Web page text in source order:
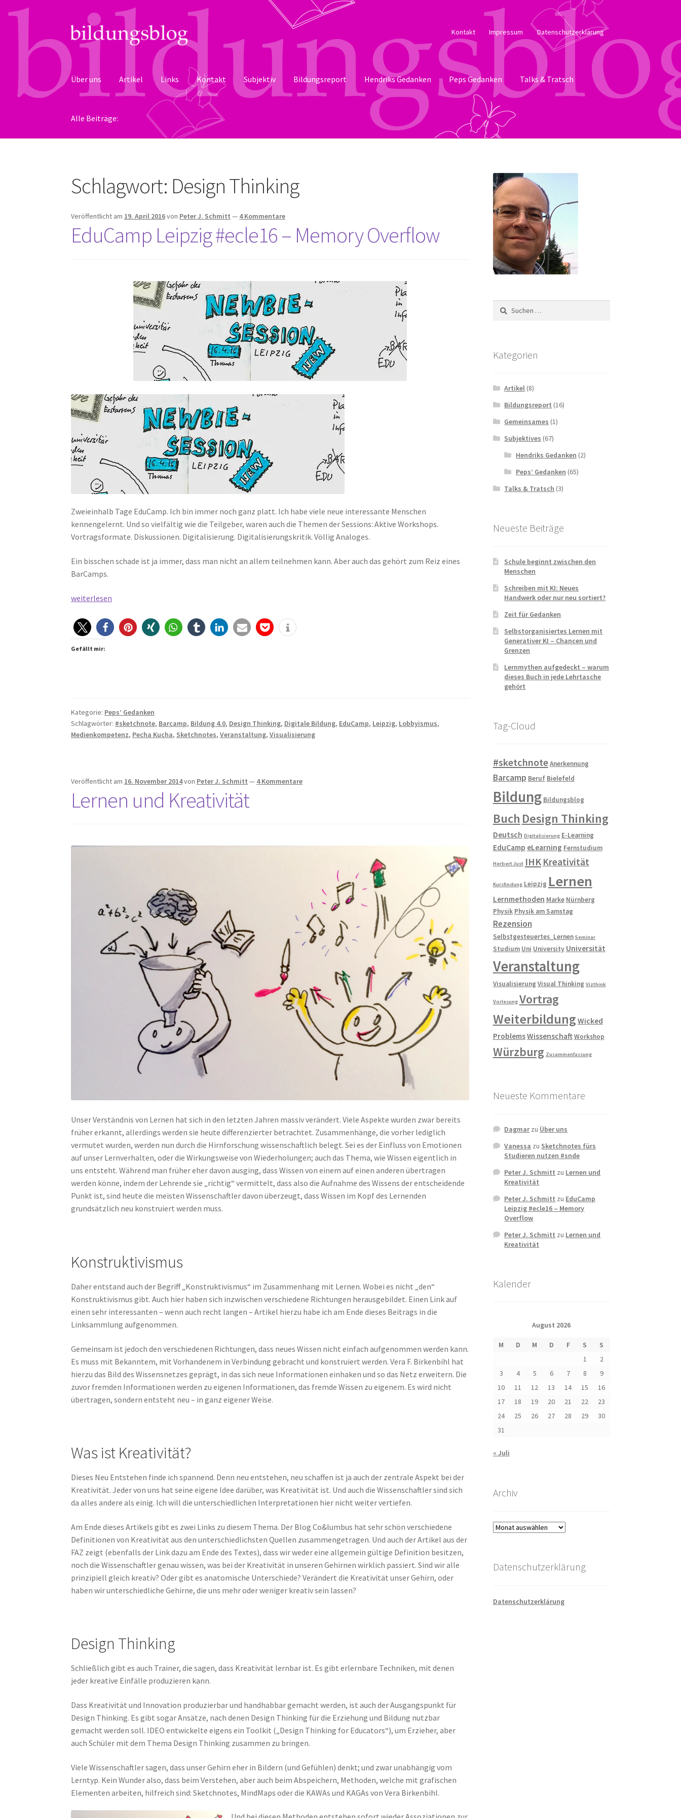
Zur
Navigation
springen
Zum
Inhalt
springen
Kontakt Impressum Datenschutzerklärung
Über uns Artikel Links Kontakt Subjektiv Bildungsreport Hendriks Gedanken Peps Gedanken Talks & Tratsch
Alle Beiträge:
Schlagwort: Design Thinking
Veröffentlicht am 19. April 2016von Peter J. Schmitt — 4 Kommentare
EduCamp Leipzig #ecle16 – Memory Overflow
Zweieinhalb Tage EduCamp. Ich bin immer noch ganz platt. Ich habe viele neue interessante Menschen
kennengelernt. Und so vielfältig wie die Teilgeber, waren auch die Themen der Sessions: Aktive Workshops.
Vortragsformate. Diskussionen. Digitalisierung. Digitalisierungskritik. Völlig Analoges.
Ein bisschen schade ist ja immer, dass man nicht an allem teilnehmen kann. Aber auch das gehört zum Reiz eines
BarCamps.
EduCamp
#ecle16
–
Memory
weiterlesen
Gefällt mir:
Kategorie: Peps’ Gedanken
Schlagwörter: #sketchnote, Barcamp, Bildung 4.0, Design Thinking, Digitale Bildung, EduCamp, Leipzig, Lobbyismus,
Medienkompetenz, Pecha Kucha, Sketchnotes,Veranstaltung,Visualisierung
Veröffentlicht am 16. November 2014von Peter J. Schmitt — 4 Kommentare
Lernen und Kreativität
Unser Verständnis von Lernen hat sich in den letzten Jahren massiv verändert. Viele Aspekte wurden zwar bereits
früher erkannt, allerdings werden sie heute differenzierter betrachtet. Zusammenhänge, die vorher lediglich
vermutet wurden, werden nun durch die Hirnforschung wissenschaftlich belegt. Sei es der Einfluss von Emotionen
auf unser Lernverhalten, oder die Wirkungsweise von Wiederholungen; auch das Thema, wie Wissen eigentlich in
uns entsteht. Während man früher eher davon ausging, dass Wissen von einem auf einen anderen übertragen
werden könne, indem der Lehrende sie „richtig“ vermittelt, dass also die Aufnahme des Wissens der entscheidende
Punkt ist, sind heute die meisten Wissenschaftler davon überzeugt, dass Wissen im Kopf des Lernenden
grundsätzlich neu konstruiert werden muss.
Konstruktivismus
Daher entstand auch der Begriff „Konstruktivismus“ im Zusammenhang mit Lernen. Wobei es nicht „den“
Konstruktivismus gibt. Auch hier haben sich inzwischen verschiedene Richtungen herausgebildet. Einen Link auf
einen sehr interessanten – wenn auch recht langen – Artikel hierzu habe ich am Ende dieses Beitrags in die
Linksammlung aufgenommen.
Gemeinsam ist jedoch den verschiedenen Richtungen, dass neues Wissen nicht einfach aufgenommen werden kann.
Es muss mit Bekanntem, mit Vorhandenem in Verbindung gebracht und konstruiert werden. Vera F. Birkenbihl hat
hierzu das Bild des Wissensnetzes geprägt, in das sich neue Informationen einhaken und so das Netz erweitern. Die
zuvor fremden Informationen werden zu eigenen Informationen, das fremde Wissen zu eigenem. Es wird nicht
übertragen, sondern entsteht neu – in ganz eigener Weise.
Was ist Kreativität?
Dieses Neu Entstehen finde ich spannend. Denn neu entstehen, neu schaffen ist ja auch der zentrale Aspekt bei der
Kreativität. Jeder von uns hat seine eigene Idee darüber, was Kreativität ist. Und auch die Wissenschaftler sind sich
da alles andere als einig. Ich will die unterschiedlichen Interpretationen hier nicht weiter vertiefen.
Am Ende dieses Artikels gibt es zwei Links zu diesem Thema. Der Blog Co&lumbus hat sehr schön verschiedene
Definitionen von Kreativität aus den unterschiedlichsten Quellen zusammengetragen. Und auch der Artikel aus der
FAZ zeigt (ebenfalls der Link dazu am Ende des Textes), dass wir weder eine allgemein gültige Definition besitzen,
noch die Wissenschaftler genau wissen, was bei der Kreativität in unseren Gehirnen wirklich passiert. Sind wir alle
prinzipiell gleich kreativ? Oder gibt es anatomische Unterschiede? Verändert die Kreativität unser Gehirn, oder
haben wir unterschiedliche Gehirne, die uns mehr oder weniger kreativ sein lassen?
Design Thinking
Schließlich gibt es auch Trainer, die sagen, dass Kreativität lernbar ist. Es gibt erlernbare Techniken, mit denen
jeder kreative Einfälle produzieren kann.
Dass Kreativität und Innovation produzierbar und handhabbar gemacht werden, ist auch der Ausgangspunkt für
Design Thinking. Es gibt sogar Ansätze, nach denen Design Thinking für die Erziehung und Bildung nutzbar
gemacht werden soll. IDEO entwickelte eigens ein Toolkit („Design Thinking for Educators“), um Erzieher, aber
auch Schüler mit dem Thema Design Thinking zusammen zu bringen.
Viele Wissenschaftler sagen, dass unser Gehirn eher in Bildern (und Gefühlen) denkt; und zwar unabhängig vom
Lerntyp. Kein Wunder also, dass beim Verstehen, aber auch beim Abspeichern, Methoden, welche mit grafischen
Elementen arbeiten, hilfreich sind: Sketchnotes, MindMaps oder die KAWAs und KAGAs von Vera Birkenbihl.
Suchen
nach:
Kategorien
Artikel (8)
Bildungsreport (16)
Gemeinsames (1)
Subjektives (67)
Hendriks Gedanken (2)
Peps’ Gedanken (65)
Talks & Tratsch (3)
Neueste Beiträge
Schule beginnt zwischen den
Menschen
Schreiben mit KI: Neues
Handwerk oder nur neu sortiert?
Zeit für Gedanken
Selbstorganisiertes Lernen mit
Generativer KI – Chancen und
Grenzen
Lernmythen aufgedeckt – warum
dieses Buch in jede Lehrtasche
gehört
Tag-Cloud
#sketchnoteAnerkennung
Barcamp Beruf Bielefeld
Bildung Bildungsblog
Buch Design Thinking
Deutsch Digitalisierung E-Learning
EduCamp eLearning Fernstudium
Herbert Just IHK Kreativität
Kursfindung Leipzig Lernen
Lernmethoden Marke Nürnberg
Physik Physik am Samstag
Rezension
Selbstgesteuertes_Lernen Seminar
Studium Uni University Universität
Veranstaltung
Visualisierung Visual Thinking Vizthink
Vorlesung Vortrag
Weiterbildung Wicked
ProblemsWissenschaftWorkshop
Würzburg Zusammenfassung
Neueste Kommentare
Dagmarzu Über uns
Vanessa zu Sketchnotes fürs
Studieren nutzen #snde
Peter J. Schmitt zu Lernen und
Kreativität
Peter J. Schmitt zu EduCamp
Leipzig #ecle16 – Memory
Overflow
Peter J. Schmitt zu Lernen und
Kreativität
Kalender
August 2026
M D M D F S
S
1
2
3
4 5 6 7 8
9
10
11 12 13 14 15
16
17
18 19 20 21 22
23
24
25 26 27 28 29
30
31
« Juli
Archiv
Archiv
Datenschutzerklärung
Datenschutzerklärung